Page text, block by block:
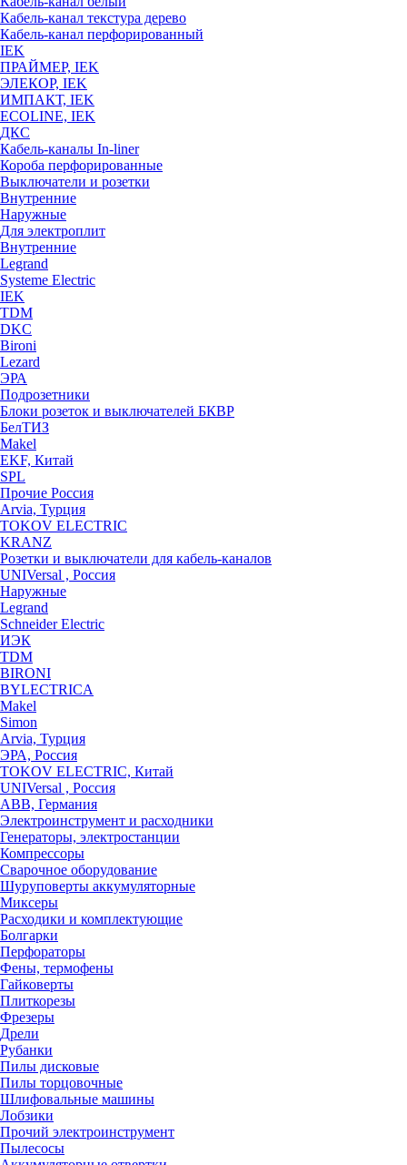
Кабель-канал текстура дерево
Кабель-канал перфорированный
IEK
ПРАЙМЕР, IEK
ЭЛЕКОР, IEK
ИМПАКТ, IEK
ECOLINE, IEK
ДКС
Кабель-каналы In-liner
Короба перфорированные
Выключатели и розетки
Внутренние
Наружные
Для электроплит
Внутренние
Legrand
Systeme Electric
IEK
TDM
DKC
Bironi
Lezard
ЭРА
Подрозетники
Блоки розеток и выключателей БКВР
БелТИЗ
Makel
EKF, Китай
SPL
Прочие Россия
Arvia, Турция
TOKOV ELECTRIC
KRANZ
Розетки и выключатели для кабель-каналов
UNIVersal , Россия
Наружные
Legrand
Schneider Electric
ИЭК
TDM
BIRONI
BYLECTRICA
Makel
Simon
Arvia, Турция
ЭРА, Россия
TOKOV ELECTRIC, Китай
UNIVersal , Россия
ABB, Германия
Электроинструмент и расходники
Генераторы, электростанции
Компрессоры
Сварочное оборудование
Шуруповерты аккумуляторные
Миксеры
Расходики и комплектующие
Болгарки
Перфораторы
Фены, термофены
Гайковерты
Плиткорезы
Фрезеры
Дрели
Рубанки
Пилы дисковые
Пилы торцовочные
Шлифовальные машины
Лобзики
Прочий электроинструмент
Пылесосы